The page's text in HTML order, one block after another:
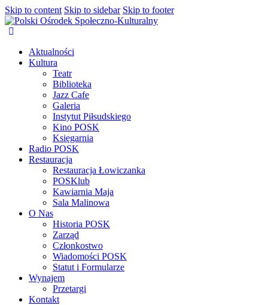
Skip to content Skip to sidebar Skip to footer
Aktualności
Kultura
Teatr
Biblioteka
Jazz Cafe
Galeria
Instytut Piłsudskiego
Kino POSK
Księgarnia
Radio POSK
Restauracja
Restauracja Łowiczanka
POSKlub
Kawiarnia Maja
Sala Malinowa
O Nas
Historia POSK
Zarząd
Członkostwo
Wiadomości POSK
Statut i Formularze
Wynajem
Przetargi
Kontakt